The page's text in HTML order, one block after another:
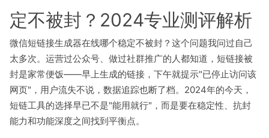
定不被封？2024专业测评解析
微信短链接生成器在线哪个稳定不被封？这个问题我问过自己
太多次。运营过公众号、做过社群推广的人都知道，短链接被
封是家常便饭——早上生成的链接，下午就提示"已停止访问该
网页"，用户流失不说，数据追踪也断了档。2024年的今天，
短链工具的选择早已不是"能用就行"，而是要在稳定性、抗封
能力和功能深度之间找到平衡点。